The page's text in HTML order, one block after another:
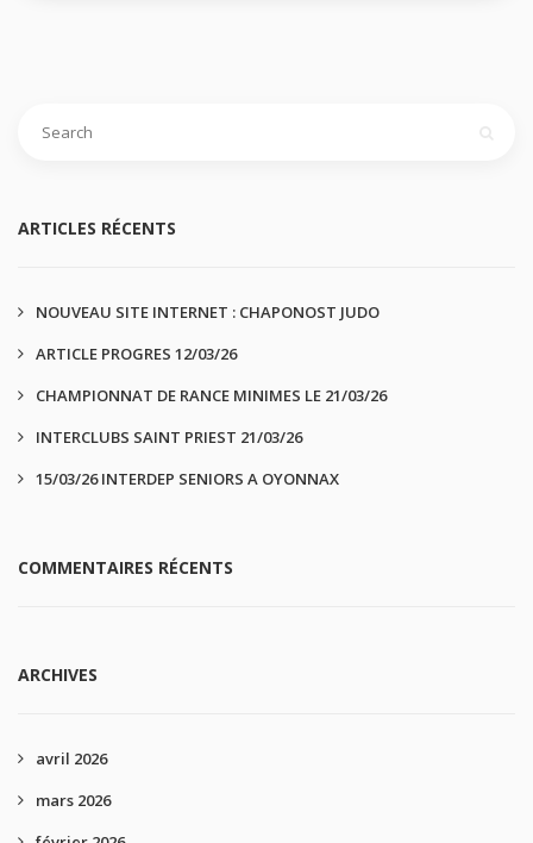
ARTICLES RÉCENTS
NOUVEAU SITE INTERNET : CHAPONOST JUDO
ARTICLE PROGRES 12/03/26
CHAMPIONNAT DE RANCE MINIMES LE 21/03/26
INTERCLUBS SAINT PRIEST 21/03/26
15/03/26 INTERDEP SENIORS A OYONNAX
COMMENTAIRES RÉCENTS
ARCHIVES
avril 2026
mars 2026